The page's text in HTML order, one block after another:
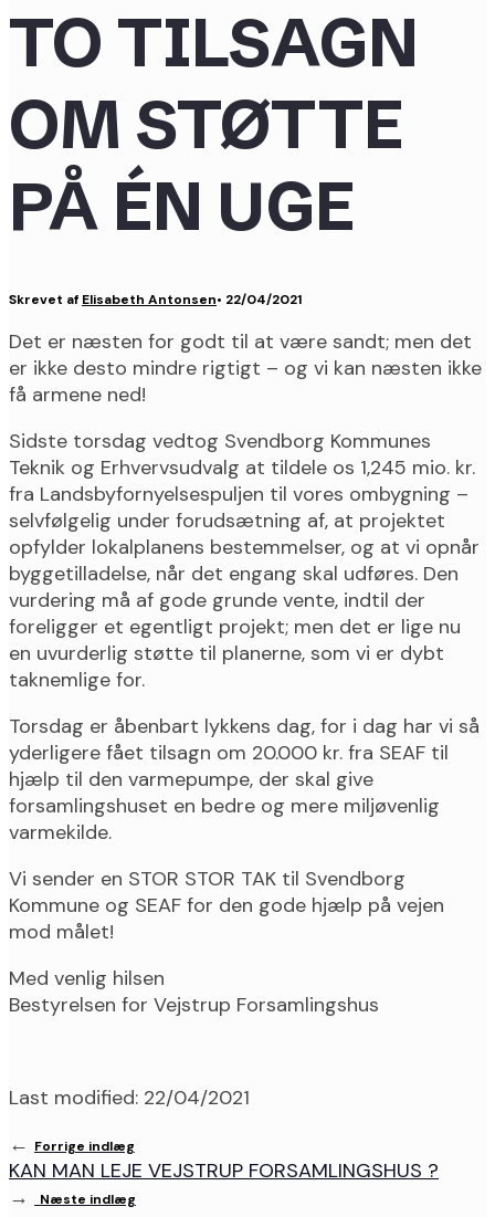
TO TILSAGN
OM STØTTE
PÅ ÉN UGE
Skrevet af Elisabeth Antonsen• 22/04/2021
Det er næsten for godt til at være sandt; men det
er ikke desto mindre rigtigt – og vi kan næsten ikke
få armene ned!
Sidste torsdag vedtog Svendborg Kommunes
Teknik og Erhvervsudvalg at tildele os 1,245 mio. kr.
fra Landsbyfornyelsespuljen til vores ombygning –
selvfølgelig under forudsætning af, at projektet
opfylder lokalplanens bestemmelser, og at vi opnår
byggetilladelse, når det engang skal udføres. Den
vurdering må af gode grunde vente, indtil der
foreligger et egentligt projekt; men det er lige nu
en uvurderlig støtte til planerne, som vi er dybt
taknemlige for.
Torsdag er åbenbart lykkens dag, for i dag har vi så
yderligere fået tilsagn om 20.000 kr. fra SEAF til
hjælp til den varmepumpe, der skal give
forsamlingshuset en bedre og mere miljøvenlig
varmekilde.
Vi sender en STOR STOR TAK til Svendborg
Kommune og SEAF for den gode hjælp på vejen
mod målet!
Med venlig hilsen
Bestyrelsen for Vejstrup Forsamlingshus
Last modified: 22/04/2021
← Forrige indlæg
KAN MAN LEJE VEJSTRUP FORSAMLINGSHUS ?
→
Næste indlæg